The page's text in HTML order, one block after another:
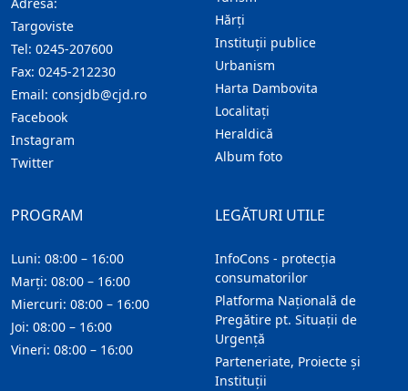
Adresă:
Targoviste
Tel: 0245-207600
Fax: 0245-212230
Email: consjdb@cjd.ro
Facebook
Instagram
Twitter
Hărţi
Instituţii publice
Urbanism
Harta Dambovita
Localitaţi
Heraldică
Album foto
LEGĂTURI UTILE
InfoCons - protecția
consumatorilor
Platforma Națională de
Pregătire pt. Situații de
Urgență
Parteneriate, Proiecte și
Instituții
PROGRAM
Luni: 08:00 – 16:00
Marți: 08:00 – 16:00
Miercuri: 08:00 – 16:00
Joi: 08:00 – 16:00
Vineri: 08:00 – 16:00